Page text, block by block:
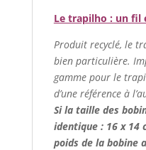
Le trapilho : un fil
Produit recyclé, le
bien particulière.
gamme pour le
d’une référence à
Si la taille des
identique : 16 x 14
poids de la bobine